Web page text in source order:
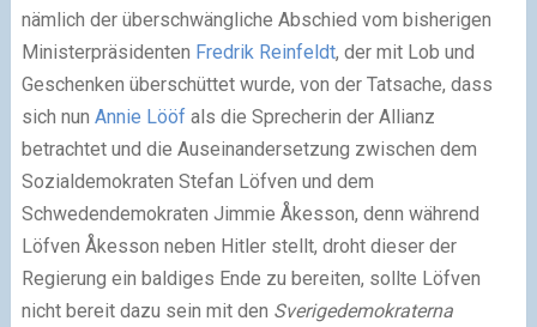
nämlich der überschwängliche Abschied vom bisherigen
Ministerpräsidenten Fredrik Reinfeldt, der mit Lob und
Geschenken überschüttet wurde, von der Tatsache, dass
sich nun Annie Lööfals die Sprecherin der Allianz
betrachtet und die Auseinandersetzung zwischen dem
Sozialdemokraten Stefan Löfven und dem
Schwedendemokraten Jimmie Åkesson, denn während
Löfven Åkesson neben Hitler stellt, droht dieser der
Regierung ein baldiges Ende zu bereiten, sollte Löfven
nicht bereit dazu sein mit den Sverigedemokraterna